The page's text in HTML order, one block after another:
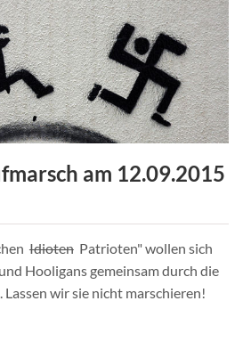
am 12.09.2015
Idioten Patrioten" wollen sich
Hooligans gemeinsam durch die
wir sie nicht marschieren!